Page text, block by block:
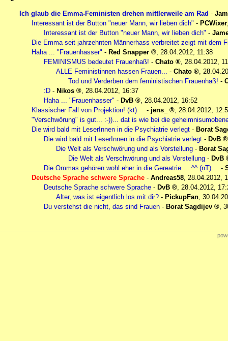
Ich glaub die Emma-Feministen drehen mittlerweile am Rad -
Interessant ist der Button "neuer Mann, wir lieben dich" - PCWixer
Interessant ist der Button "neuer Mann, wir lieben dich" -
Die Emma seit jahrzehnten Männerhass verbreitet zeigt mit dem
Haha ... "Frauenhasser" - Red Snapper
28.04.2012, 11:38
FEMINISMUS bedeutet Frauenhaß! - Chato
28.04.2012,
ALLE Feministinnen hassen Frauen...
- Chato
Tod und Verderben dem feministischen Frauenhaß! -
:D - Nikos
28.04.2012, 16:37
Haha ... "Frauenhasser" - DvB
28.04.2012, 16:52
Klassischer Fall von Projektion! (kt)
- jens_
28.04.2012,
"Verschwörung" is gut... :-))... dat is wie bei die
Die wird bald mit LeserInnen in die Psychiatrie verlegt - Borat
Die wird bald mit LeserInnen in die Psychiatrie verlegt - DvB
Die Welt als Verschwörung und als Vorstellung - Borat
Die Welt als Verschwörung und als Vorstellung - DvB
Die Ommas gehören wohl eher in die Gereatrie ... ^^ (nT)
-
Deutsche Sprache schwere Sprache - Andreas58 28.04.2012,
Deutsche Sprache schwere Sprache - DvB
28.04.2012,
Alter, was ist eigentlich los mit dir? - PickupFan
Du verstehst die nicht, das sind Frauen - Borat Sagdijev